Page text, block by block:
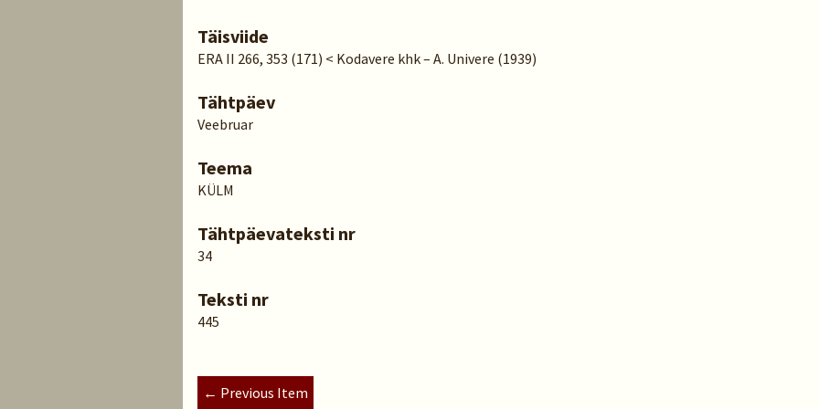
Täisviide
ERA II 266, 353 (171) < Kodavere khk – A. Univere (1939)
Tähtpäev
Veebruar
Teema
KÜLM
Tähtpäevateksti nr
34
Teksti nr
445
← Previous Item